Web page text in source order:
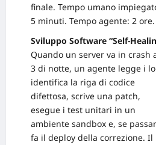
finale. Tempo umano
5 minuti. Tempo agente: 2 ore.
Sviluppo Software “Self-
Quando un server va in crash
3 di notte, un agente legge i
identifica la riga di codice
difettosa, scrive una patch,
esegue i test unitari in un
ambiente sandbox e, se
fa il deploy della correzione. Il